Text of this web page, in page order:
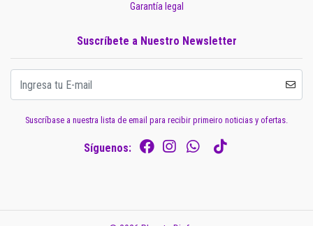
Garantía legal
Suscríbete a Nuestro Newsletter
Suscríbase a nuestra lista de email para recibir primeiro noticias y ofertas.
Síguenos: